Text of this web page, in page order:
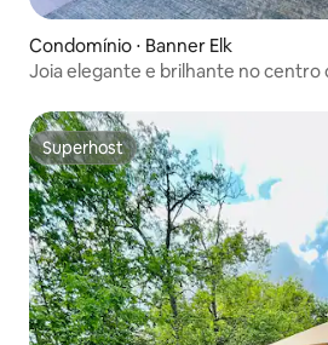
Condomínio ⋅ Banner Elk
Joia elegante e brilhante no centro
Superhost
Superhost